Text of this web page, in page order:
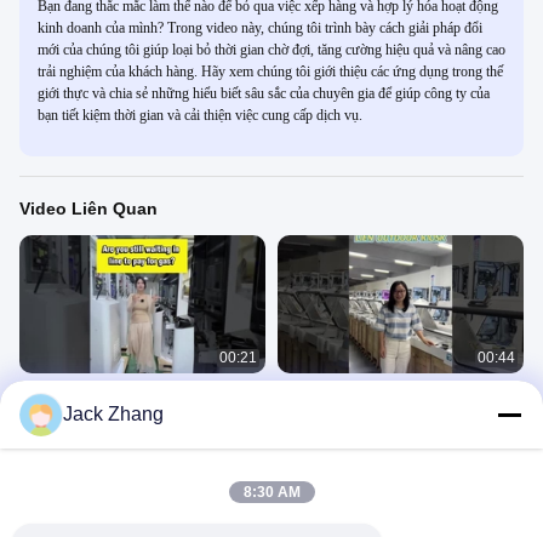
Bạn đang thắc mắc làm thế nào để bỏ qua việc xếp hàng và hợp lý hóa hoạt động
kinh doanh của mình? Trong video này, chúng tôi trình bày cách giải pháp đổi
mới của chúng tôi giúp loại bỏ thời gian chờ đợi, tăng cường hiệu quả và nâng cao
trải nghiệm của khách hàng. Hãy xem chúng tôi giới thiệu các ứng dụng trong thế
giới thực và chia sẻ những hiểu biết sâu sắc của chuyên gia để giúp công ty của
bạn tiết kiệm thời gian và cải thiện việc cung cấp dịch vụ.
Video Liên Quan
00:21
Bạn còn đang xếp hàng để trả tiền ở
trạm xăng không?
Kiosk Tự Kiểm Tra
00:44
Jack Zhang
8:30 AM